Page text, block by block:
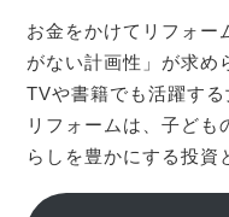
お金をかけてリフォー
がない計画性」が求め
TVや書籍でも活躍す
リフォームは、子ども
らしを豊かにする投資